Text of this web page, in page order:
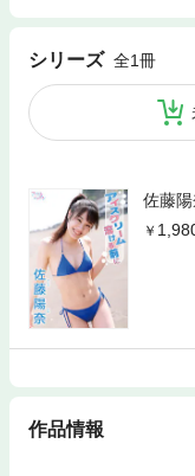
シリーズ 全1冊
佐藤陽
作品情報